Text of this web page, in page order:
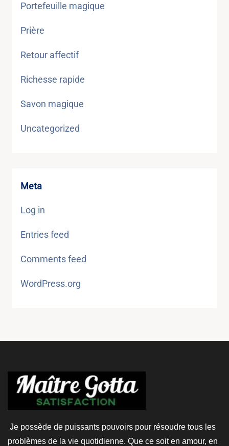
Portefeuille magique
Prière
Retour affectif
Richesse rapide
Savon magique
Uncategorized
Meta
Log in
Entries feed
Comments feed
WordPress.org
Je possède de puissants pouvoirs pour résoudre tous les
problèmes de la vie quotidienne. Que ce soit en amour, en